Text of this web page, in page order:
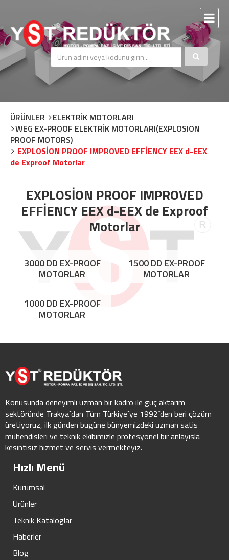
ÜRÜNLER
ELEKTRİK MOTORLARI
WEG EX-PROOF ELEKTRİK MOTORLARI(EXPLOSION
PROOF MOTORS)
EXPLOSİON PROOF IMPROVED EFFİENCY EEX d-EEX
de Exproof Motorlar
EXPLOSİON PROOF IMPROVED
EFFİENCY EEX d-EEX de Exproof
Motorlar
3000 DD EX-PROOF
MOTORLAR
1500 DD EX-PROOF
MOTORLAR
1000 DD EX-PROOF
MOTORLAR
Konusunda deneyimli uzman bir kadro ile güç aktarim
sektöründe Trakya´dan Tüm Türkiye´ye 1992´den beri çözüm
üretiyoruz, ilk günden bugüne bünyemizdeki uzman satis
mühendisleri ve teknik ekibimizle profesyonel bir anlayisla
kesintisiz hizmet ve servis vermekteyiz.
Hızlı Menü
Kurumsal
Ürünler
Teknik Kataloglar
Haberler
Blog